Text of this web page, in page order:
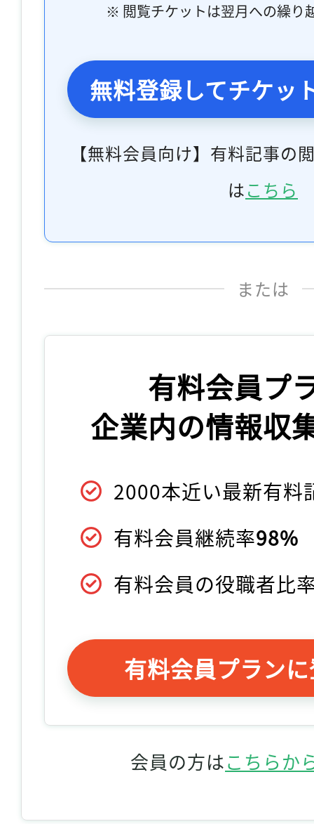
※ 閲覧チケットは翌月への繰り
無料登録してチケッ
【無料会員向け】有料記事の
はこちら
または
有料会員プ
企業内の情報収
2000本近い最新有料
有料会員継続率98%
有料会員の役職者比
有料会員プラン
会員の方はこちらか